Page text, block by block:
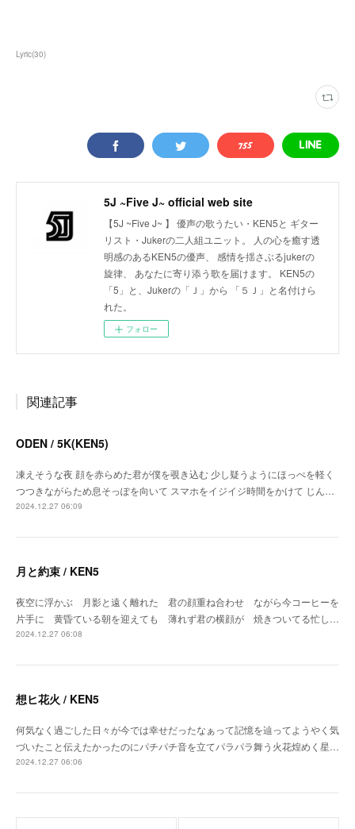
Lyric(30)
5J ~Five J~ official web site
【5J ~Five J~ 】 優声の歌うたい・KEN5と ギター
リスト・Jukerの二人組ユニット。 人の心を癒す透
明感のあるKEN5の優声、 感情を揺さぶるjukerの
旋律、 あなたに寄り添う歌を届けます。 KEN5の
「5」と、Jukerの「Ｊ」から 「５Ｊ」と名付けら
れた。
フォロー
関連記事
ODEN / 5K(KEN5)
凍えそうな夜 顔を赤らめた君が僕を覗き込む 少し疑うようにほっぺを軽く
つつきながらため息そっぽを向いて スマホをイジイジ時間をかけて じん…
2024.12.27 06:09
月と約束 / KEN5
夜空に浮かぶ 月影と遠く離れた 君の顔重ね合わせ ながら今コーヒーを
片手に 黄昏ている朝を迎えても 薄れず君の横顔が 焼きついてる忙し…
2024.12.27 06:08
想ヒ花火 / KEN5
何気なく過ごした日々が今では幸せだったなぁって記憶を辿ってようやく気
づいたこと伝えたかったのにパチパチ音を立てパラパラ舞う火花煌めく星…
2024.12.27 06:06